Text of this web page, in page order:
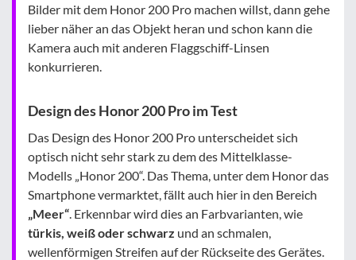
Bilder mit dem Honor 200 Pro machen willst, dann gehe
lieber näher an das Objekt heran und schon kann die
Kamera auch mit anderen Flaggschiff-Linsen
konkurrieren.
Design des Honor 200 Pro im Test
Das Design des Honor 200 Pro unterscheidet sich
optisch nicht sehr stark zu dem des Mittelklasse-
Modells „Honor 200“. Das Thema, unter dem Honor das
Smartphone vermarktet, fällt auch hier in den Bereich
„Meer“. Erkennbar wird dies an Farbvarianten, wie
türkis, weiß oder schwarz und an schmalen,
wellenförmigen Streifen auf der Rückseite des Gerätes.